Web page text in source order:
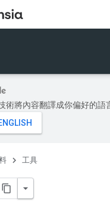
術將內容翻譯成你偏好的語
工具